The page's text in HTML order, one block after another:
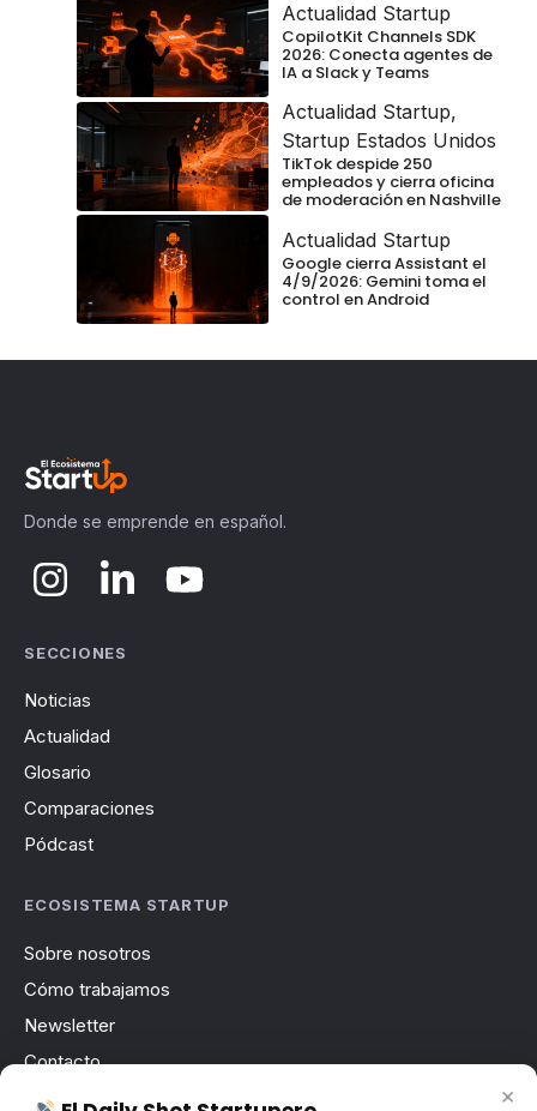
Actualidad Startup
CopilotKit Channels SDK
2026: Conecta agentes de
IA a Slack y Teams
Actualidad Startup,
Startup Estados Unidos
TikTok despide 250
empleados y cierra oficina
de moderación en Nashville
Actualidad Startup
Google cierra Assistant el
4/9/2026: Gemini toma el
control en Android
Donde se emprende en español.
SECCIONES
Noticias
Actualidad
Glosario
Comparaciones
Pódcast
ECOSISTEMA STARTUP
Sobre nosotros
Cómo trabajamos
Newsletter
Contacto
Publicidad
×